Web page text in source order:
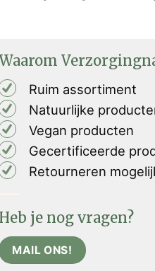
Ruim assortiment
Natuurlijke
Vegan producten
Gecertificeerde
Retourneren
Heb je nog vragen?
MAIL ONS!